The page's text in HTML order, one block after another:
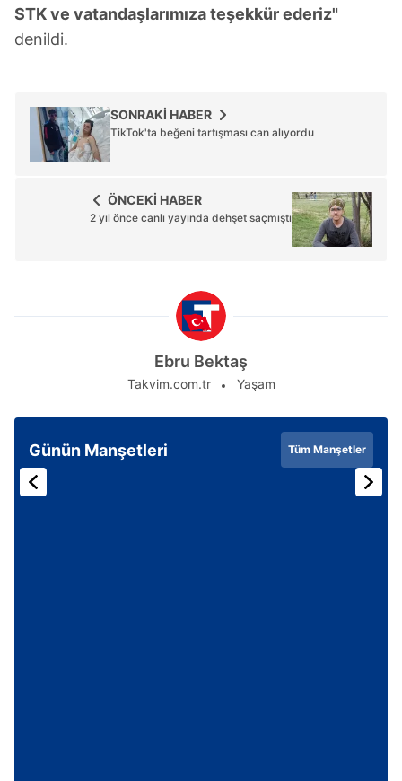
STK ve vatandaşlarımıza teşekkür ederiz"
denildi.
SONRAKİ HABER
TikTok'ta beğeni tartışması can alıyordu
ÖNCEKİ HABER
2 yıl önce canlı yayında dehşet saçmıştı
Ebru Bektaş
Takvim.com.tr Yaşam
Günün Manşetleri Tüm Manşetler